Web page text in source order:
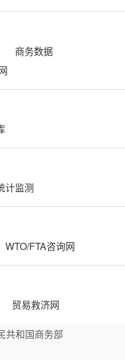
商务数据
计监测
WTO/FTA咨询网
贸易救济网
共和国商务部